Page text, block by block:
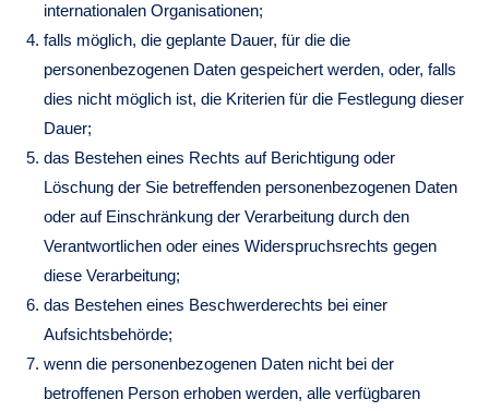
internationalen Organisationen;
falls möglich, die geplante Dauer, für die die
personenbezogenen Daten gespeichert werden, oder, falls
dies nicht möglich ist, die Kriterien für die Festlegung dieser
Dauer;
das Bestehen eines Rechts auf Berichtigung oder
Löschung der Sie betreffenden personenbezogenen Daten
oder auf Einschränkung der Verarbeitung durch den
Verantwortlichen oder eines Widerspruchsrechts gegen
diese Verarbeitung;
das Bestehen eines Beschwerderechts bei einer
Aufsichtsbehörde;
wenn die personenbezogenen Daten nicht bei der
betroffenen Person erhoben werden, alle verfügbaren